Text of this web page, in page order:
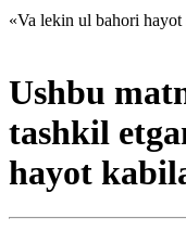
«Va lekin ul bahori hayot
Ushbu
tashkil
hayot